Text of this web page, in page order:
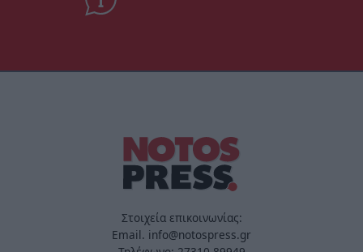
Στοιχεία επικοινωνίας:
Email. info@notospress.gr